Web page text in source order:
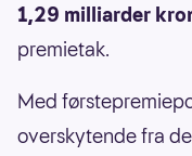
1,29 milliarder
premietak.
Med
overskytende fra